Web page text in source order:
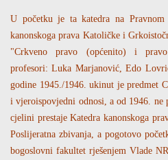
U početku je ta katedra na
kanonskoga prava Katoličke i
"Crkveno pravo (općenito) i
profesori: Luka Marjanović, Edo
godine 1945./1946. ukinut je predmet
i vjeroispovjedni odnosi, a od 1946. ne
cjelini prestaje Katedra kanonskoga
Poslijeratna zbivanja, a pogotovo
bogoslovni fakultet rješenjem Vlade